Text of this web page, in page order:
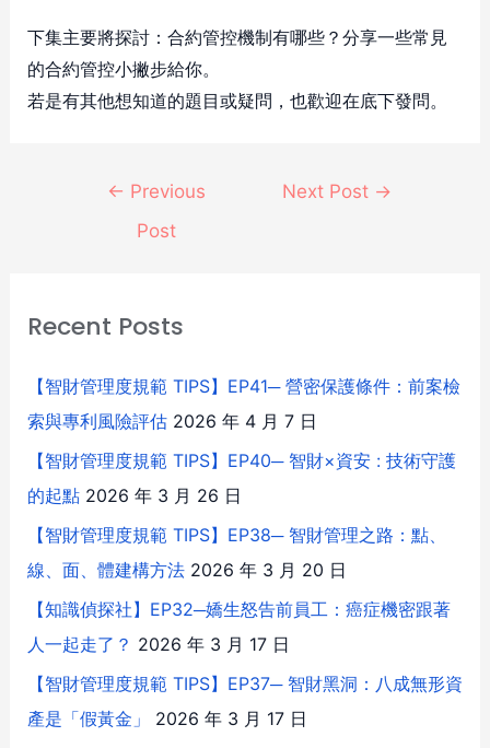
下集主要將探討：合約管控機制有哪些？分享一些常見
的合約管控小撇步給你。
若是有其他想知道的題目或疑問，也歡迎在底下發問。
← Previous
Post
Next Post →
Recent Posts
【智財管理度規範 TIPS】EP41─ 營密保護條件：前案檢
索與專利風險評估 2026 年 4 月 7 日
【智財管理度規範 TIPS】EP40─ 智財×資安 : 技術守護
的起點 2026 年 3 月 26 日
【智財管理度規範 TIPS】EP38─ 智財管理之路：點、
線、面、體建構方法 2026 年 3 月 20 日
【知識偵探社】EP32─嬌生怒告前員工：癌症機密跟著
人一起走了？ 2026 年 3 月 17 日
【智財管理度規範 TIPS】EP37─ 智財黑洞：八成無形資
產是「假黃金」
2026 年 3 月 17 日